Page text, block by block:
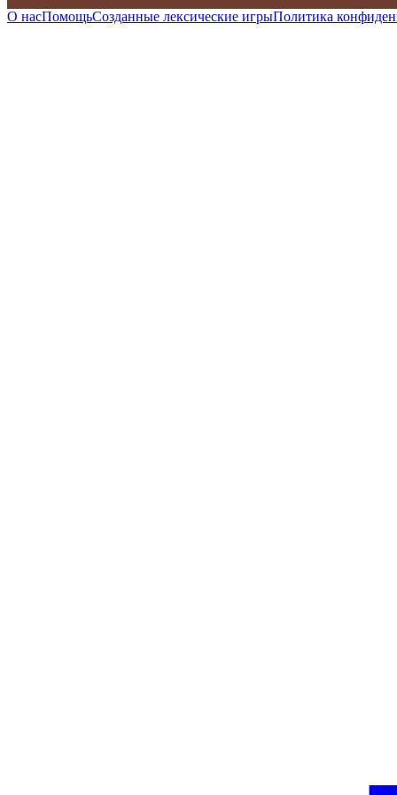
О насПомощьСозданные лексические игрыПолитика